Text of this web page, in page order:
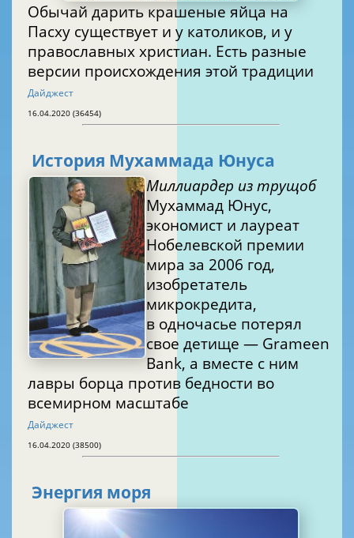
Обычай дарить крашеные яйца на
Пасху существует и у католиков, и у
православных христиан. Есть разные
версии происхождения этой традиции
Дайджест
16.04.2020 (36454)
История Мухаммада Юнуса
Миллиардер из трущоб
Мухаммад Юнус,
экономист и лауреат
Нобелевской премии
мира за 2006 год,
изобретатель
микрокредита,
в одночасье потерял
свое детище — Grameen
Bank, а вместе с ним
лавры борца против бедности во
всемирном масштабе
Дайджест
16.04.2020 (38500)
Энергия моря